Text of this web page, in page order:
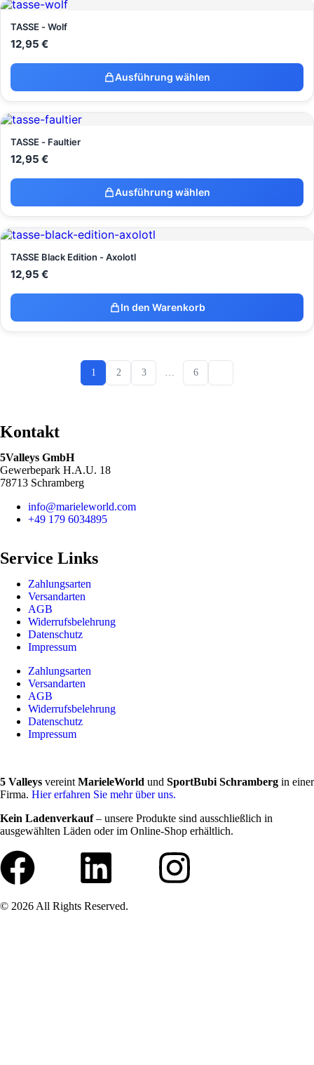
TASSE - Wolf
12,95 €
Ausführung wählen
TASSE - Faultier
12,95 €
Ausführung wählen
TASSE Black Edition - Axolotl
12,95 €
In den Warenkorb
1 2 3 … 6
Kontakt
5Valleys GmbH
Gewerbepark H.A.U. 18
78713 Schramberg
info@marieleworld.com
+49 179 6034895
Service Links
Zahlungsarten
Versandarten
AGB
Widerrufsbelehrung
Datenschutz
Impressum
Zahlungsarten
Versandarten
AGB
Widerrufsbelehrung
Datenschutz
Impressum
5 Valleys vereint MarieleWorld und SportBubi Schramberg in einer
Firma. Hier erfahren Sie mehr über uns.
Kein Ladenverkauf– unsere Produkte sind ausschließlich in
ausgewählten Läden oder im Online-Shop erhältlich.
© 2026 All Rights Reserved.